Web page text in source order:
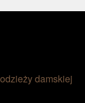
damskiej